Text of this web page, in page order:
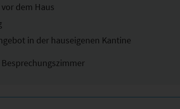
dem Haus
in der hauseigenen Kantine